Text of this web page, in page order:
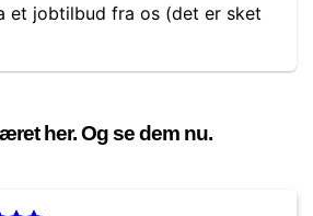
et jobtilbud fra os (det er sket
her. Og se dem nu.